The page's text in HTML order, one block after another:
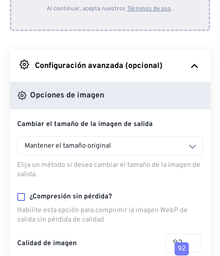
Desde Google Drive
Desde OneDrive
Desde URL
Al continuar, acepta nuestros Términos de uso .
Configuración avanzada (opcional)
Opciones de imagen
Cambiar el tamaño de la imagen de salida
Mantener el tamaño original
Elija un método si desea cambiar el tamaño de la imagen de
salida.
¿Compresión sin pérdida?
Habilite esta opción para comprimir la imagen WebP de
salida sin pérdida de calidad
Calidad de imagen
92